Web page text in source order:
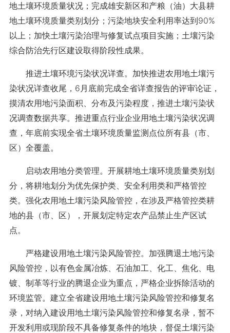
地土壤环境质量状况；完成雄安新区和产粮（油）大县耕
地土壤环境质量类别划分；污染地块安全利用率达到90%
以上；加快土壤污染治理与修复试点项目实施；土壤污染
综合防治先行区建设取得阶段性成果。
推进土壤环境污染状况详查。加快推进农用地土壤污
染状况详查收尾，6月底前完成全省详查报告的评审论证，
摸清农用地污染面积、分布及污染程度，推进土壤污染状
况调查数据共享。推进重点行业企业用地土壤污染状况调
查，年底前实现全省土壤环境质量监测点位所有县（市、
区）全覆盖。
启动农用地分类管理。开展耕地土壤环境质量类别划
分，将耕地划分为优先保护类、安全利用类和严格管控
类。强化农用地土壤污染风险管控，在涉及严格管控类耕
地的县（市、区），开展划定特定农产品禁止生产区试
点。
严格建设用地土壤污染风险管控。加强腾退土地污染
风险管控，以有色金属冶炼、石油加工、化工、焦化、电
镀、制革等行业的腾退企业为重点，严格企业拆除活动的
环境监管。建立全省建设用地土壤污染风险管控和修复名
录，对纳入建设用地土壤污染风险管控和修复名录，暂不
开发利用或现阶段不具备修复条件的地块，督促土壤污染